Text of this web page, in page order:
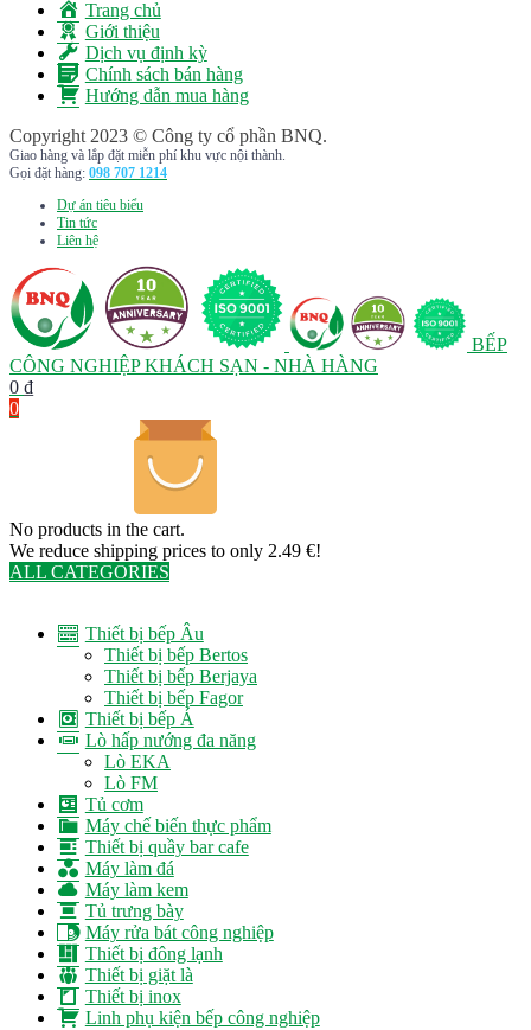
Trang chủ
Giới thiệu
Dịch vụ định kỳ
Chính sách bán hàng
Hướng dẫn mua hàng
Copyright 2023 © Công ty cổ phần BNQ.
Giao hàng và lắp đặt miễn phí khu vực nội thành.
Gọi đặt hàng: 098 707 1214
Dự án tiêu biểu
Tin tức
Liên hệ
BẾP
CÔNG NGHIỆP KHÁCH SẠN - NHÀ HÀNG
0 ₫
0
No products in the cart.
We reduce shipping prices to only 2.49 €!
ALL CATEGORIES
Thiết bị bếp Âu
Thiết bị bếp Bertos
Thiết bị bếp Berjaya
Thiết bị bếp Fagor
Thiết bị bếp Á
Lò hấp nướng đa năng
Lò EKA
Lò FM
Tủ cơm
Máy chế biến thực phẩm
Thiết bị quầy bar cafe
Máy làm đá
Máy làm kem
Tủ trưng bày
Máy rửa bát công nghiệp
Thiết bị đông lạnh
Thiết bị giặt là
Thiết bị inox
Linh phụ kiện bếp công nghiệp